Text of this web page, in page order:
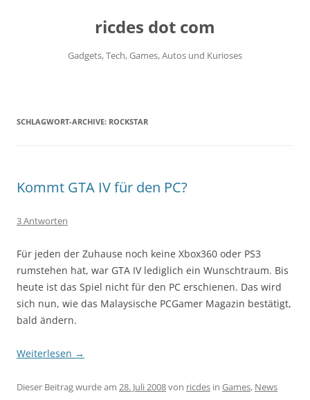
ricdes dot com
Gadgets, Tech, Games, Autos und Kurioses
SCHLAGWORT-ARCHIVE: ROCKSTAR
Kommt GTA IV für den PC?
3 Antworten
Für jeden der Zuhause noch keine Xbox360 oder PS3
rumstehen hat, war GTA IV lediglich ein Wunschtraum. Bis
heute ist das Spiel nicht für den PC erschienen. Das wird
sich nun, wie das Malaysische PCGamer Magazin bestätigt,
bald ändern.
Weiterlesen →
Dieser Beitrag wurde am 28. Juli 2008von ricdes in Games, News